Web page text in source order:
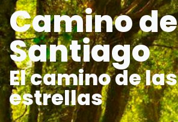
Camino de
Santiago
El camino de las
estrellas